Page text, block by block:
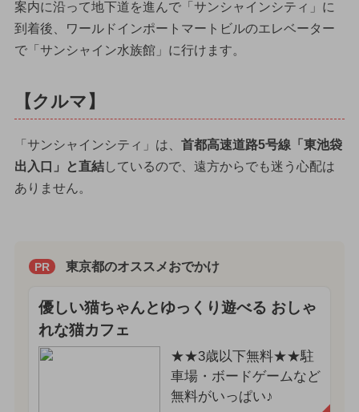
案内に沿って地下道を進んで「サンシャインシティ」に
到着後、ワールドインポートマートビルのエレベーター
で「サンシャイン水族館」に行けます。
【クルマ】
「サンシャインシティ」は、 首都高速道路5号線「東池袋
出入口」と直結しているので、遠方からでも迷う心配は
ありません。
PR 東京都のオススメおでかけ
優しい猫ちゃんとゆっくり遊べる おしゃ
れな猫カフェ
★★3歳以下無料★★駐
車場・ボードゲームなど
無料がいっぱい♪